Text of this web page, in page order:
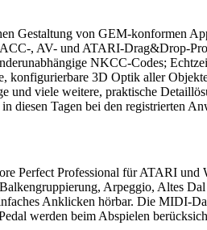
Gestaltung von GEM-konformen
, AV- und ATARI-Drag&Drop-
NKCC-Codes;
konfigurierbare 3D Optik aller
viele weitere, praktische
diesen Tagen bei den registrierten
Perfect Professional für ATARI
Arpeggio, Altes
Anklicken hörbar. Die MIDI-
werden beim Abspielen